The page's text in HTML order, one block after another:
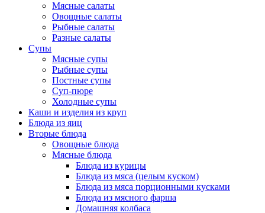
Мясные салаты
Овощные салаты
Рыбные салаты
Разные салаты
Супы
Мясные супы
Рыбные супы
Постные супы
Суп-пюре
Холодные супы
Каши и изделия из круп
Блюда из яиц
Вторые блюда
Овощные блюда
Мясные блюда
Блюда из курицы
Блюда из мяса (целым куском)
Блюда из мяса порционными кусками
Блюда из мясного фарша
Домашняя колбаса